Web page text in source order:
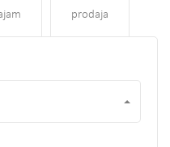
prodaja